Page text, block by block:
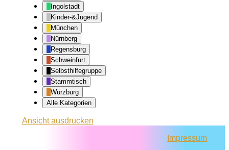
Ingolstadt
Kinder-&Jugend
München
Nürnberg
Regensburg
Schweinfurt
Selbsthilfegruppe
Stammtisch
Würzburg
Alle Kategorien
Ansichtausdrucken
Impressum